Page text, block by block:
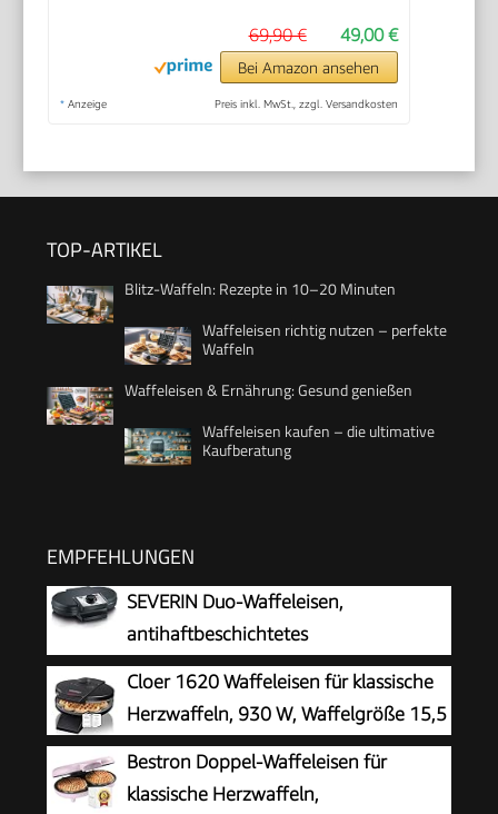
49,00 €
69,90 €
Bei Amazon ansehen
* Anzeige Preis inkl. MwSt., zzgl. Versandkosten
TOP-ARTIKEL
Blitz-Waffeln: Rezepte in 10–20 Minuten
Waffeleisen richtig nutzen – perfekte
Waffeln
Waffeleisen & Ernährung: Gesund genießen
Waffeleisen kaufen – die ultimative
Kaufberatung
EMPFEHLUNGEN
SEVERIN Duo-Waffeleisen,
antihaftbeschichtetes
Doppelwaffeleisen für zwei klassische
Herzwaffeln, Herzwaffeleisen im Slim-Design,
ca. 1.200 W Leistung, schwarz, WA 2106
Cloer 1620 Waffeleisen für klassische
Herzwaffeln, 930 W, Waffelgröße 15,5
cm, stufenlos wählbarer
Bräunungsgrad, schwarz
Bestron Doppel-Waffeleisen für
klassische Herzwaffeln,